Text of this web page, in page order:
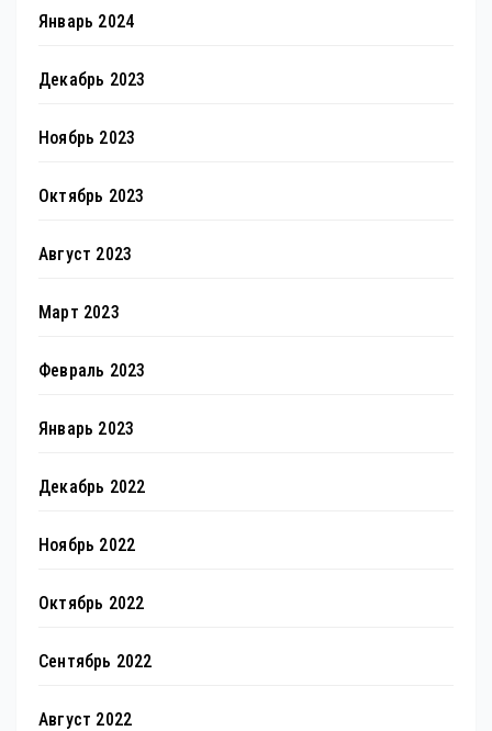
Январь 2024
Декабрь 2023
Ноябрь 2023
Октябрь 2023
Август 2023
Март 2023
Февраль 2023
Январь 2023
Декабрь 2022
Ноябрь 2022
Октябрь 2022
Сентябрь 2022
Август 2022